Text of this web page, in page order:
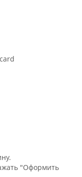
"Оформить